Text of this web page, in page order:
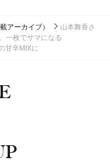
アーカイブ）
山本舞香さ
一枚でサマになる
甘辛MIXに